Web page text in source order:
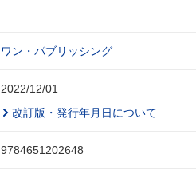
ワン・パブリッシング
2022/12/01
改訂版・発行年月日について
9784651202648